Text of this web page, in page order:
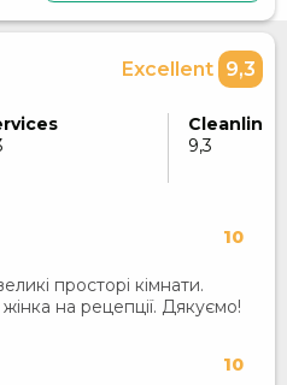
Excellent 9,3
9,3
10
просторі кімнати.
на рецепції. Дякуємо!
10